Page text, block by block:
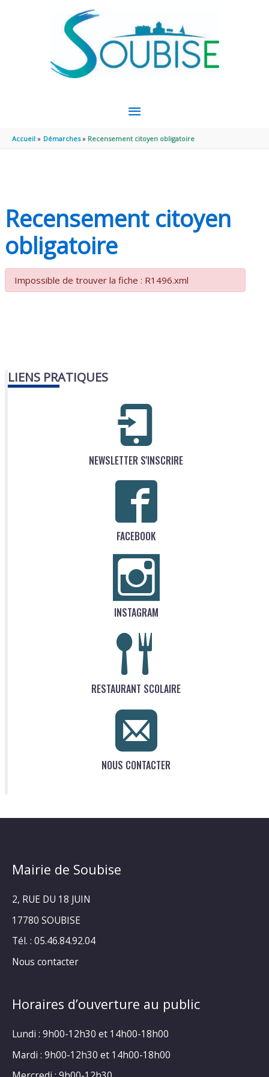
MENU
PRINCIPAL
Accueil Démarches Recensement citoyen obligatoire
Recensement citoyen
obligatoire
Impossible de trouver la fiche : R1496.xml
LIENS PRATIQUES
NEWSLETTER S'INSCRIRE
FACEBOOK
INSTAGRAM
RESTAURANT SCOLAIRE
NOUS CONTACTER
Mairie de Soubise
2, RUE DU 18 JUIN
17780 SOUBISE
Tél. : 05.46.84.92.04
Nous contacter
Horaires d’ouverture au public
Lundi : 9h00-12h30 et 14h00-18h00
Mardi : 9h00-12h30 et 14h00-18h00